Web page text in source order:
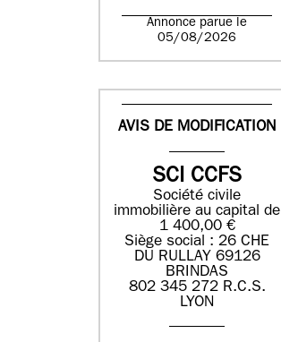
Annonce parue le
05/08/2026
AVIS DE MODIFICATION
SCI CCFS
Société civile
immobilière au capital de
1 400,00 €
Siège social : 26 CHE
DU RULLAY 69126
BRINDAS
802 345 272 R.C.S.
LYON